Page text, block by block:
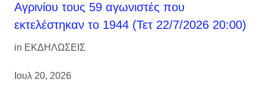
Αγρινίου τους 59 αγωνιστές που
εκτελέστηκαν το 1944 (Τετ 22/7/2026 20:00)
in ΕΚΔΗΛΩΣΕΙΣ
Ιουλ 20, 2026